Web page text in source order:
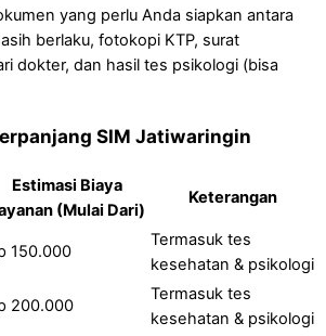
yang perlu Anda siapkan antara
berlaku, fotokopi KTP, surat
dokter, dan hasil tes psikologi (bisa
SIM Jatiwaringin
Estimasi Biaya
(Mulai Dari)
Keterangan
150.000
Termasuk tes
kesehatan & psikologi
200.000
Termasuk tes
kesehatan & psikologi